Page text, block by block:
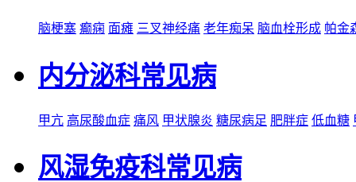
脑梗塞 癫痫 面瘫 三叉神经痛 老年痴呆 脑血栓形成 帕金
内分泌科常见病
甲亢 高尿酸血症 痛风 甲状腺炎 糖尿病足 肥胖症 低血糖
风湿免疫科常见病